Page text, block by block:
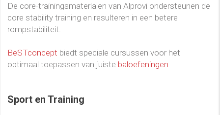
De core-trainingsmaterialen van Alprovi ondersteunen de
core stability training en resulteren in een betere
rompstabiliteit.
BeSTconcept biedt speciale cursussen voor het
optimaal toepassen van juiste baloefeningen.
Sport en Training